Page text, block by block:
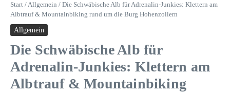
Start /Allgemein / Die Schwäbische Alb für Adrenalin-Junkies: Klettern am
Albtrauf & Mountainbiking rund um die Burg Hohenzollern
Allgemein
Die Schwäbische Alb für
Adrenalin-Junkies: Klettern am
Albtrauf & Mountainbiking